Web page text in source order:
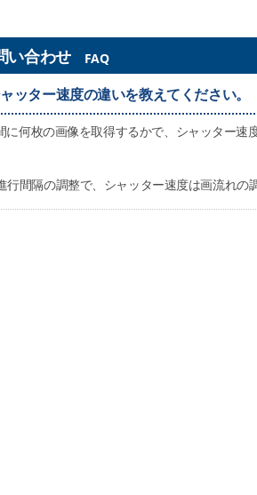
い合わせ FAQ
ッター速度の違いを教えてください。
に何枚の画像を取得するかで、シャッター速
行間隔の調整で、シャッター速度は画流れの